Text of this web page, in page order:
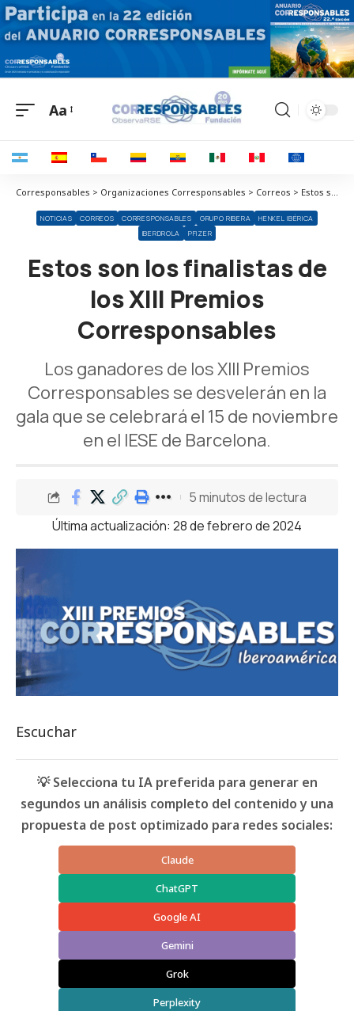
Aa
Corresponsables > Organizaciones Corresponsables > Correos > Estos son los finalistas de los XIII Premios Corresponsables
NOTICIAS CORREOS CORRESPONSABLES GRUPO RIBERA
HENKEL IBÉRICA
IBERDROLA
PFIZER
Estos son los finalistas de
los XIII Premios
Corresponsables
Los ganadores de los XIII Premios
Corresponsables se desvelerán en la
gala que se celebrará el 15 de noviembre
en el IESE de Barcelona.
Última actualización: 28 de febrero de 2024
5 minutos de lectura
Escuchar
💡 Selecciona tu IA preferida para generar en
segundos un análisis completo del contenido y una
propuesta de post optimizado para redes sociales:
Claude
ChatGPT
Google AI
Gemini
Grok
Perplexity